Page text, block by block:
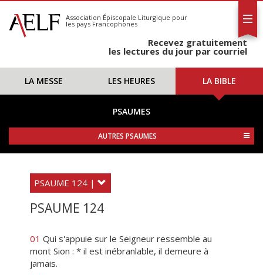
S'abonner
Calendrier
Association Épiscopale Liturgique pour
les pays Francophones
Recevez gratuitement
les lectures du jour par courriel
LA MESSE LES HEURES LA BIBLE
PSAUMES
AUTRES PSAUMES
PSAUME 124 |
PSAUME 124
01 Qui s'appuie sur le Seigneur ressemble au
mont Sion : * il est inébranlable, il demeure à
jamais.